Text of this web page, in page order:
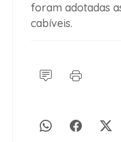
foram adotadas
cabíveis.